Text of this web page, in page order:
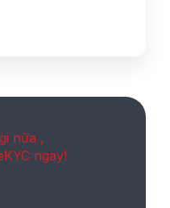
nữa ,
ngay!